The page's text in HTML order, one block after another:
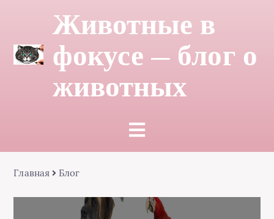
Животные в
фокусе — блог о
животных
Главная Блог